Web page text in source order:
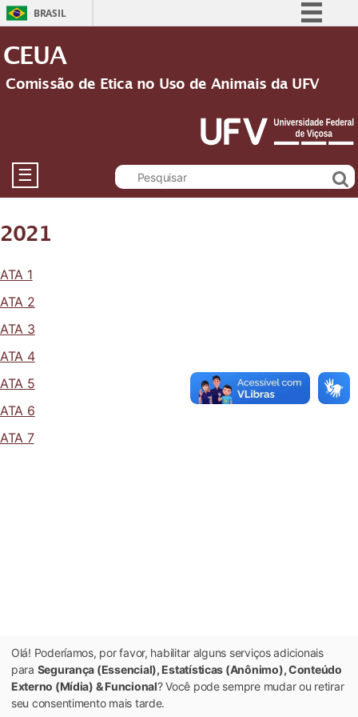
BRASIL
Participe
Acesso à informação
Legislação
Canais
CEUA
Comissão de Etica no Uso de Animais da UFV
☰
2021
ATA 1
ATA 2
ATA 3
ATA 4
ATA 5
ATA 6
ATA 7
Olá! Poderíamos, por favor, habilitar alguns serviços adicionais
para Segurança (Essencial), Estatísticas (Anônimo), Conteúdo
Externo (Mídia) & Funcional? Você pode sempre mudar ou retirar
seu consentimento mais tarde.